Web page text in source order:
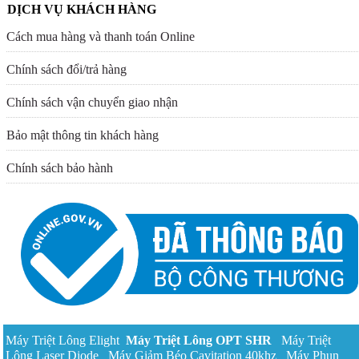
DỊCH VỤ KHÁCH HÀNG
Cách mua hàng và thanh toán Online
Chính sách đổi/trả hàng
Chính sách vận chuyển giao nhận
Bảo mật thông tin khách hàng
Chính sách bảo hành
Máy Triệt Lông Elight Máy Triệt Lông OPTSHR
Máy Triệt
Lông Laser Diode
Máy Giảm Béo Cavitation 40khz Máy Phun